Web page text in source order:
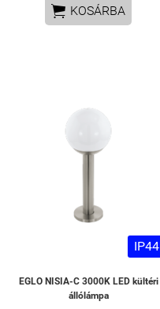
 KOSÁRBA
IP44
EGLO NISIA-C 3000K LED kültéri
állólámpa